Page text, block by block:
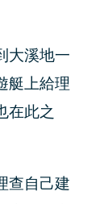
大溪地一
艇上給理
在此之
查自己建